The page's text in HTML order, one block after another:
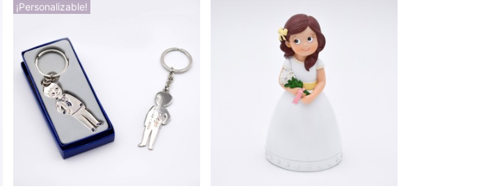
¡Personalizable!